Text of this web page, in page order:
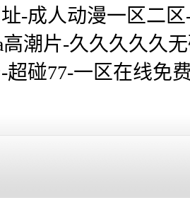
-成人动漫一区二
潮片-久久久久久
碰77-一区在线免